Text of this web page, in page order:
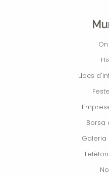
Llocs
Borsa
Galeria